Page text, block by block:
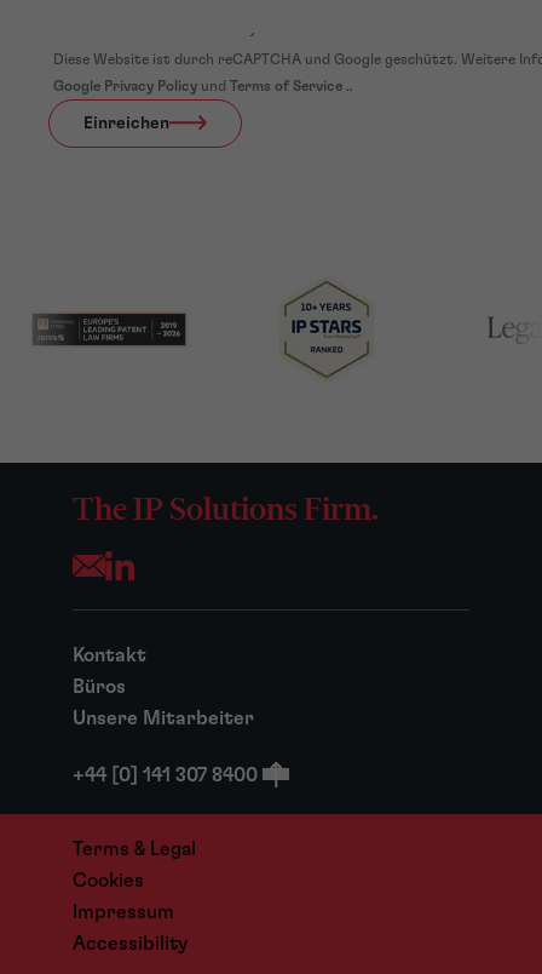
Diese Website ist durch reCAPTCHA und Google geschützt. Weitere
Google Privacy Policy und Terms of Service ..
Einreichen
The IP Solutions Firm.
Opens your mail application
Kontakt
Büros
Unsere Mitarbeiter
+44 [0] 141 307 8400
Terms & Legal
Cookies
Impressum
Accessibility